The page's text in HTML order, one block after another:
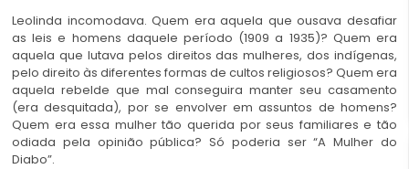
Leolinda incomodava. Quem era aquela que ousava desafiar
as leis e homens daquele período (1909 a 1935)? Quem era
aquela que lutava pelos direitos das mulheres, dos indígenas,
pelo direito às diferentes formas de cultos religiosos? Quem era
aquela rebelde que mal conseguira manter seu casamento
(era desquitada), por se envolver em assuntos de homens?
Quem era essa mulher tão querida por seus familiares e tão
odiada pela opinião pública? Só poderia ser “A Mulher do
Diabo”.